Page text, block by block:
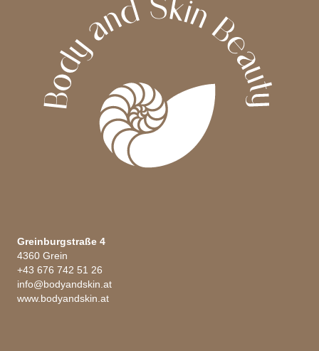
Produktseite
gewählt
werden
Greinburgstraße 4
4360 Grein
+43 676 742 51 26
info@bodyandskin.at
www.bodyandskin.at